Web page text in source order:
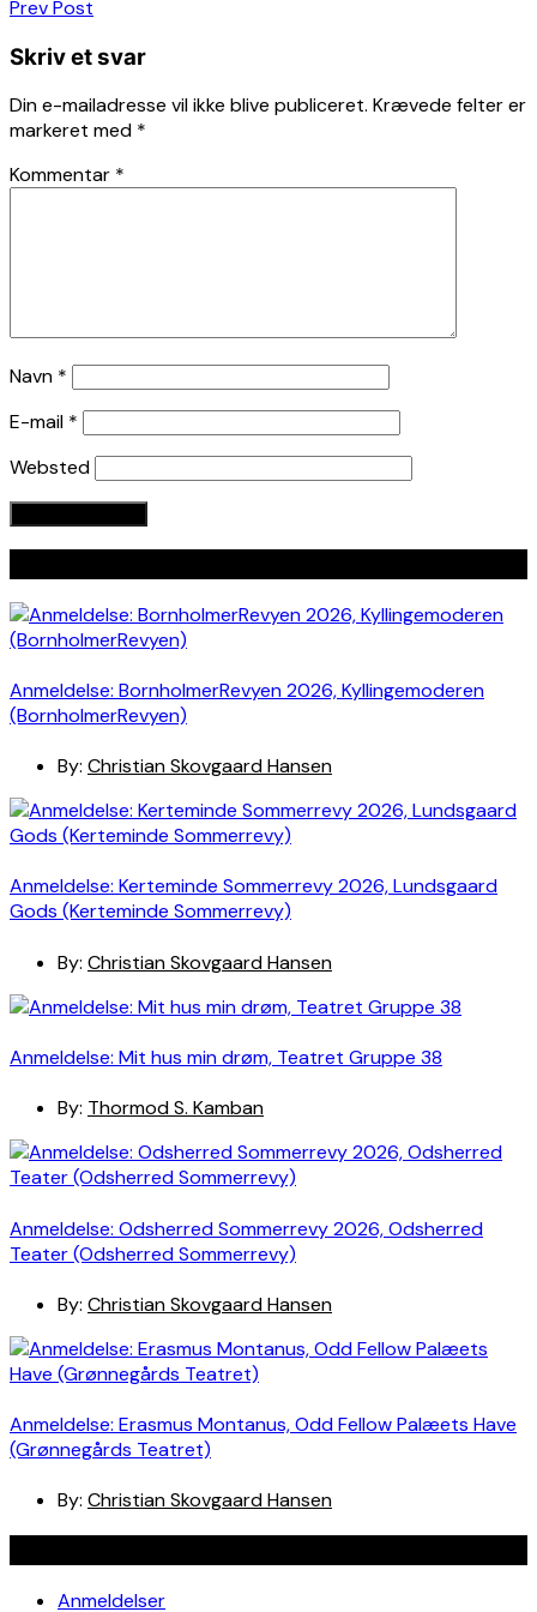
Indlægsnavigation
Prev Post
Skriv et svar
Din e-mailadresse vil ikke blive publiceret. Krævede felter er
markeret med *
Kommentar *
Navn *
E-mail *
Websted
Anmeldelse: BornholmerRevyen 2026, Kyllingemoderen
(BornholmerRevyen)
By: Christian Skovgaard Hansen
Anmeldelse: Kerteminde Sommerrevy 2026, Lundsgaard
Gods (Kerteminde Sommerrevy)
By: Christian Skovgaard Hansen
Anmeldelse: Mit hus min drøm, Teatret Gruppe 38
By: Thormod S. Kamban
Anmeldelse: Odsherred Sommerrevy 2026, Odsherred
Teater (Odsherred Sommerrevy)
By: Christian Skovgaard Hansen
Anmeldelse: Erasmus Montanus, Odd Fellow Palæets Have
(Grønnegårds Teatret)
By: Christian Skovgaard Hansen
Anmeldelser